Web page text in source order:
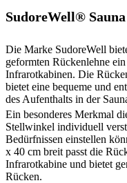
SudoreWell®
Die Marke SudoreWell
geformten Rückenlehne
Infrarotkabinen. Die
bietet eine bequeme und
des Aufenthalts in der
Ein besonderes Merkmal
Stellwinkel individuell
Bedürfnissen einstellen
x 40 cm breit passt die
Infrarotkabine und bietet
Rücken.